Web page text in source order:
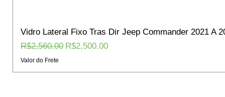
Vidro Lateral Fixo Tras Dir Jeep Commander 2021 A
Regular Price
R$2,560.00 Sale Price
R$2,500.00
Valor do Frete